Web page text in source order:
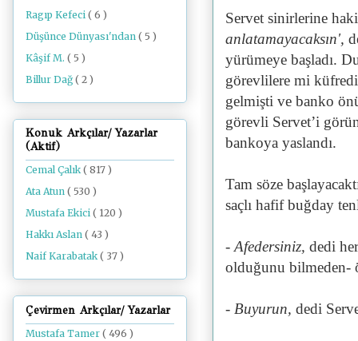
Servet sinirlerine
anlatamayacaksın',
yürümeye başladı.
görevlilere mi
gelmişti ve banko
görevli Servet’i
bankoya yaslandı.
Tam söze
saçlı hafif buğday
- Afedersiniz, dedi
olduğunu bilmeden-
- Buyurun, dedi
Ragıp Kefeci ( 6 )
Düşünce Dünyası'ndan ( 5 )
Kâşif M. ( 5 )
Billur Dağ ( 2 )
Konuk Arkçılar/ Yazarlar
(Aktif)
Cemal Çalık( 817 )
Ata Atun ( 530 )
Mustafa Ekici ( 120 )
Hakkı Aslan ( 43 )
Naif Karabatak( 37 )
Çevirmen Arkçılar/ Yazarlar
Mustafa Tamer ( 496 )